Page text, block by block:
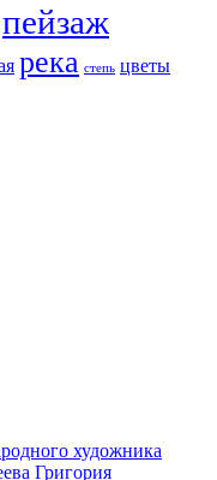
пейзаж
река степь цветы
художника
Григория